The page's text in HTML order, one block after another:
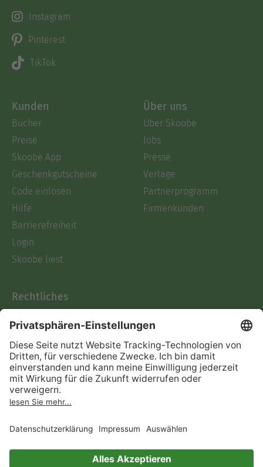
Instagram
Pinterest
TikTok
Kunden
Bücher
Preise
Skoobe App
Geschenkgutscheine
Code einlösen
Hilfe
Barrierefreiheit
Login
Skoobe liest
Über uns
Über Skoobe
Jobs
Presse
Verlage
Partnerprogramm
Firmenkunden
Rechtliches
AGB
Informationen nach Data
Act
Verträge hier kündigen
Impressum